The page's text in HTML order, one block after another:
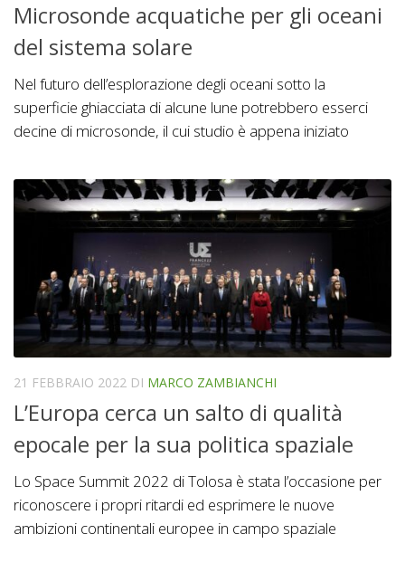
Microsonde acquatiche per gli oceani
del sistema solare
Nel futuro dell’esplorazione degli oceani sotto la
superficie ghiacciata di alcune lune potrebbero esserci
decine di microsonde, il cui studio è appena iniziato
21 FEBBRAIO 2022 DI MARCO ZAMBIANCHI
L’Europa cerca un salto di qualità
epocale per la sua politica spaziale
Lo Space Summit 2022 di Tolosa è stata l’occasione per
riconoscere i propri ritardi ed esprimere le nuove
ambizioni continentali europee in campo spaziale